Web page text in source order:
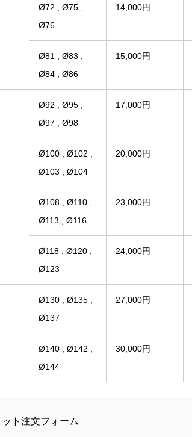
Ø72 , Ø75 ,
Ø76
14,000円
Ø81 , Ø83 ,
Ø84 , Ø86
15,000円
Ø92 , Ø95 ,
Ø97 , Ø98
17,000円
Ø100 , Ø102 ,
Ø103 , Ø104
20,000円
Ø108 , Ø110 ,
Ø113 , Ø116
23,000円
Ø118 , Ø120 ,
Ø123
24,000円
Ø130 , Ø135 ,
Ø137
27,000円
Ø140 , Ø142 ,
Ø144
30,000円
ト注文フォーム